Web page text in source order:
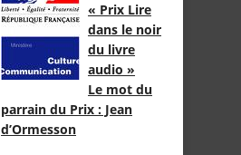
« Prix Lire
dans le noir
du livre
audio »
Le mot du
parrain du Prix : Jean
d’Ormesson